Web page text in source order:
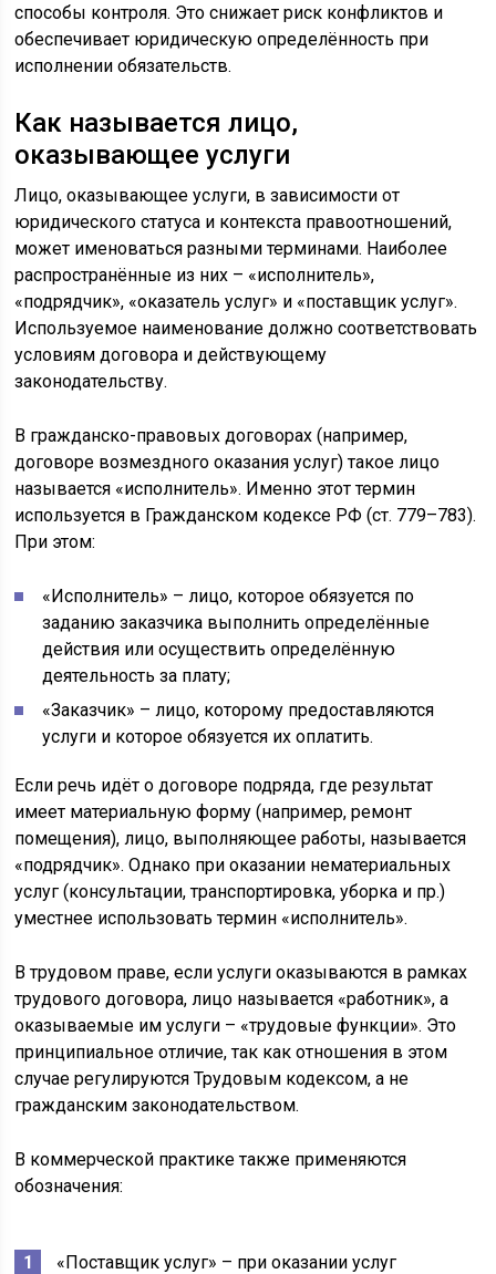
способы контроля. Это снижает риск конфликтов и
обеспечивает юридическую определённость при
исполнении обязательств.
Как называется лицо,
оказывающее услуги
Лицо, оказывающее услуги, в зависимости от
юридического статуса и контекста правоотношений,
может именоваться разными терминами. Наиболее
распространённые из них – «исполнитель»,
«подрядчик», «оказатель услуг» и «поставщик услуг».
Используемое наименование должно соответствовать
условиям договора и действующему
законодательству.
В гражданско-правовых договорах (например,
договоре возмездного оказания услуг) такое лицо
называется «исполнитель». Именно этот термин
используется в Гражданском кодексе РФ (ст. 779–783).
При этом:
«Исполнитель» – лицо, которое обязуется по
заданию заказчика выполнить определённые
действия или осуществить определённую
деятельность за плату;
«Заказчик» – лицо, которому предоставляются
услуги и которое обязуется их оплатить.
Если речь идёт о договоре подряда, где результат
имеет материальную форму (например, ремонт
помещения), лицо, выполняющее работы, называется
«подрядчик». Однако при оказании нематериальных
услуг (консультации, транспортировка, уборка и пр.)
уместнее использовать термин «исполнитель».
В трудовом праве, если услуги оказываются в рамках
трудового договора, лицо называется «работник», а
оказываемые им услуги – «трудовые функции». Это
принципиальное отличие, так как отношения в этом
случае регулируются Трудовым кодексом, а не
гражданским законодательством.
В коммерческой практике также применяются
обозначения:
«Поставщик услуг» – при оказании услуг